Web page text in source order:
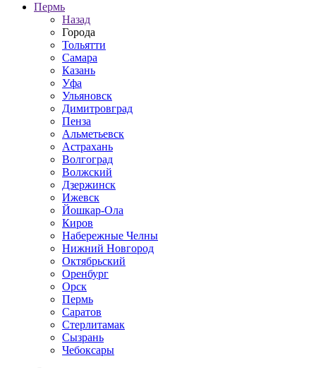
Пермь
Назад
Города
Тольятти
Самара
Казань
Уфа
Ульяновск
Димитровград
Пенза
Альметьевск
Астрахань
Волгоград
Волжский
Дзержинск
Ижевск
Йошкар-Ола
Киров
Набережные Челны
Нижний Новгород
Октябрьский
Оренбург
Орск
Пермь
Саратов
Стерлитамак
Сызрань
Чебоксары